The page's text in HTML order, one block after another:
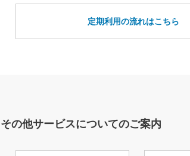
定期利用の流れはこちら
その他サービスについてのご案内